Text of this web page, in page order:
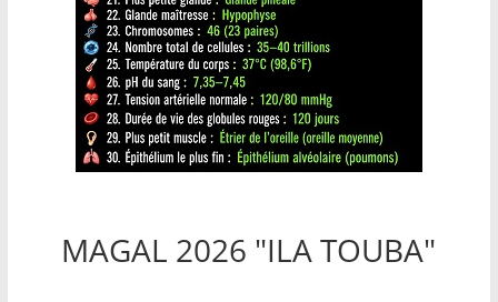
MAGAL 2026 "ILA TOUBA"